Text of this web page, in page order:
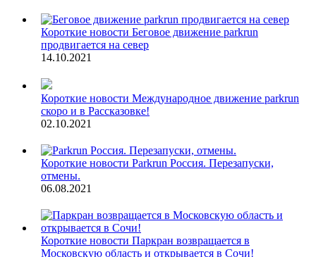
Короткие новости Беговое движение parkrun
продвигается на север
14.10.2021
Короткие новости Международное движение parkrun
скоро и в Рассказовке!
02.10.2021
Короткие новости Parkrun Россия. Перезапуски,
отмены.
06.08.2021
Короткие новости Паркран возвращается в
Московскую область и открывается в Сочи!